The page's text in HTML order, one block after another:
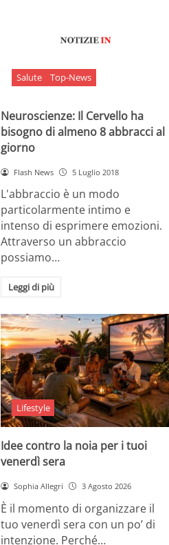
Salute Top-News
Neuroscienze: Il Cervello ha
bisogno di almeno 8 abbracci al
giorno
Flash News 5 Luglio 2018
L'abbraccio è un modo
particolarmente intimo e
intenso di esprimere emozioni.
Attraverso un abbraccio
possiamo…
Leggi di più
Lifestyle
Idee contro la noia per i tuoi
venerdì sera
Sophia Allegri 3 Agosto 2026
È il momento di organizzare il
tuo venerdì sera con un po’ di
intenzione. Perché…